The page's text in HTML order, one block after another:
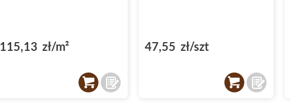
115,13 zł/m² 47,55 zł/szt